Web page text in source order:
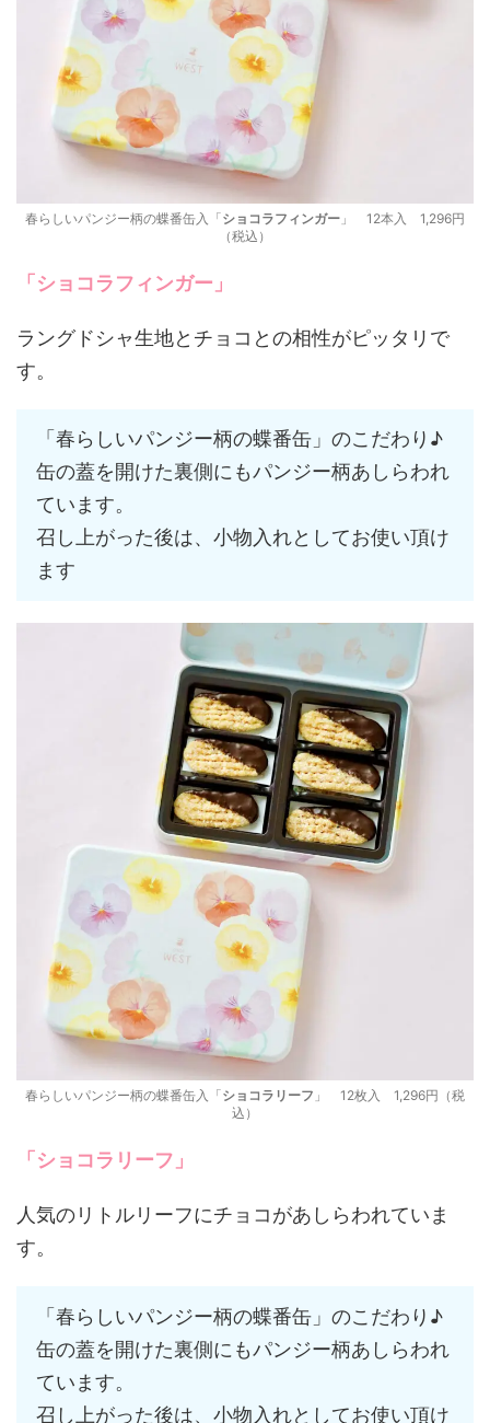
春らしいパンジー柄の蝶番缶入「ショコラフィンガー 」 12本入 1,296円
（税込）
「ショコラフィンガー」
ラングドシャ生地とチョコとの相性がピッタリで
す。
「春らしいパンジー柄の蝶番缶」のこだわり♪
缶の蓋を開けた裏側にもパンジー柄あしらわれ
ています。
召し上がった後は、小物入れとしてお使い頂け
ます
春らしいパンジー柄の蝶番缶入「ショコラリーフ 」 12枚入 1,296円（税
込）
「 ショコラリーフ 」
人気のリトルリーフにチョコがあしらわれていま
す。
「春らしいパンジー柄の蝶番缶」のこだわり♪
缶の蓋を開けた裏側にもパンジー柄あしらわれ
ています。
召し上がった後は、小物入れとしてお使い頂け